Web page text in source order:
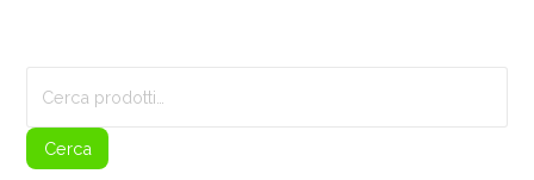
Cerca